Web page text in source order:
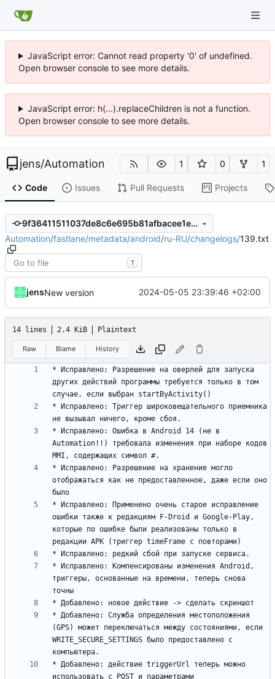
JavaScript error: Cannot read property '0' of undefined.
Open browser console to see more details.
JavaScript error: h(...).replaceChildren is not a function.
Open browser console to see more details.
jens/Automation 1 0 1
Code Issues Pull Requests Projects
9f36411511037de8c6e695b81afbacee1e9bdba6
Automation/fastlane/metadata/android/ru-RU/changelogs/139.txt
T
jensNew version 2024-05-05 23:39:46 +02:00
14 lines 2.4 KiB Plaintext
Raw Blame History
* Исправлено: Разрешение на оверлей для запуска
других действий программы требуется только в том
* Исправлено: Триггер широковещательного приемника
* Исправлено: Ошибка в Android 14 (не в
Automation!!) требовала изменения при наборе кодов
* Исправлено: Разрешение на хранение могло
отображаться как не предоставленное, даже если оно
* Исправлено: Применено очень старое исправление
ошибки также к редакциям F-Droid и Google-Play,
которые по ошибке были реализованы только в
* Исправлено: Компенсированы изменения Android,
триггеры, основанные на времени, теперь снова
* Добавлено: Служба определения местоположения
(GPS) может переключаться между состояниями, если
WRITE_SECURE_SETTINGS было предоставлено с
* Добавлено: действие triggerUrl теперь можно